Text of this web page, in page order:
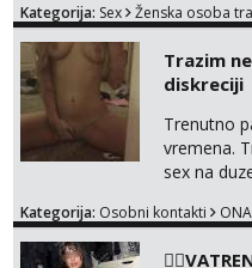
Kategorija: Sex Ženska osoba
Trazim
diskreciji
Trenutno
vremena.
sex na
Kategorija: Osobni kontakti ONA